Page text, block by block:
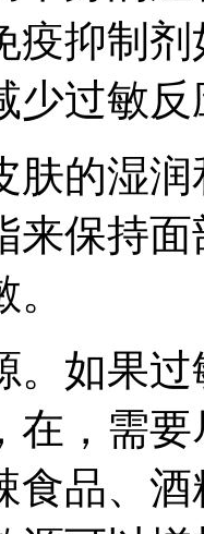
疫抑制
少过敏反
肤的湿
来保持
。如果
在，需
食品、